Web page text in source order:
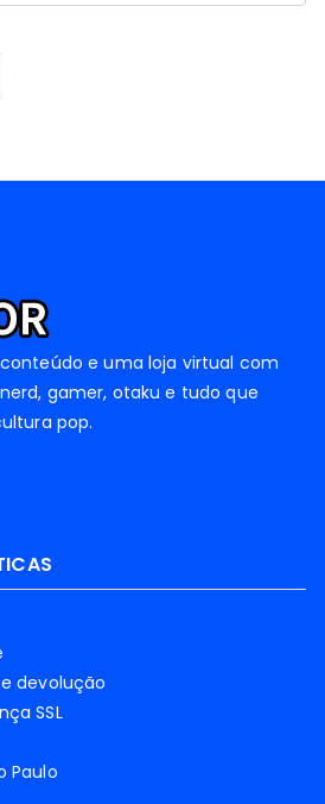
e uma loja virtual com
gamer, otaku e tudo que
pop.
devolução
SSL
Paulo